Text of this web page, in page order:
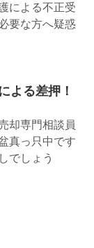
による不正受
要な方へ疑惑
よる差押！
却専門相談員
真っ只中です
でしょう